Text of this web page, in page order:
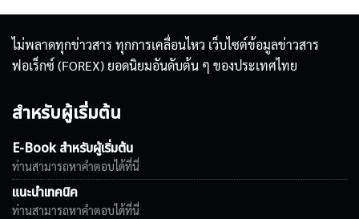
ไม่พลาดทุกข่าวสาร ทุกการเคลื่อนไหว เว็บไซต์ข้อมูลข่าวสาร
ฟอเร็กซ์ (FOREX) ยอดนิยมอันดับต้น ๆ ของประเทศไทย
สำหรับผู้เริ่มต้น
E-Book สำหรับผู้เริ่มต้น
ท่านสามารถหาคำตอบได้ที่นี่
แนะนำเทคนิค
ท่านสามารถหาคำตอบได้ที่นี่